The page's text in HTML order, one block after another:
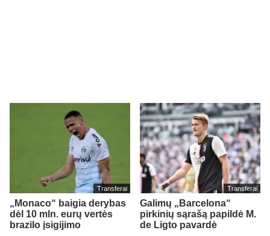
Transferai
„Monaco“ baigia derybas
dėl 10 mln. eurų vertės
brazilo įsigijimo
Transferai
Galimų „Barcelona“
pirkinių sąrašą papildė M.
de Ligto pavardė